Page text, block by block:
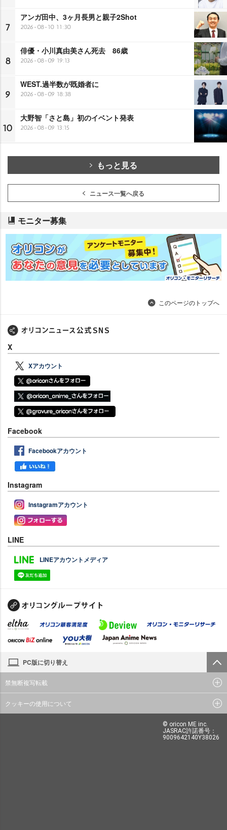
7
アンガ田中、3ヶ月長男と親子2Shot
2026-08-10 11:30
8
俳優・小川真由美さん死去 86歳
2026-08-09 19:13
9
WEST.過半数が既婚者に
2026-08-09 18:38
10
大野智「さと島」初のイベント発表
2026-08-09 13:15
もっと見る
ニュース一覧へ戻る
モニター募集
このページのトップへ
X
Xアカウント
Facebook
Facebookアカウント
Instagram
Instagramアカウント
LINE
LINEアカウントメディア
PC版に切り替え
禁無断複写転載
クッキーの使用について
© oricon ME inc.
JASRAC許諾番号：
9009642140Y38026